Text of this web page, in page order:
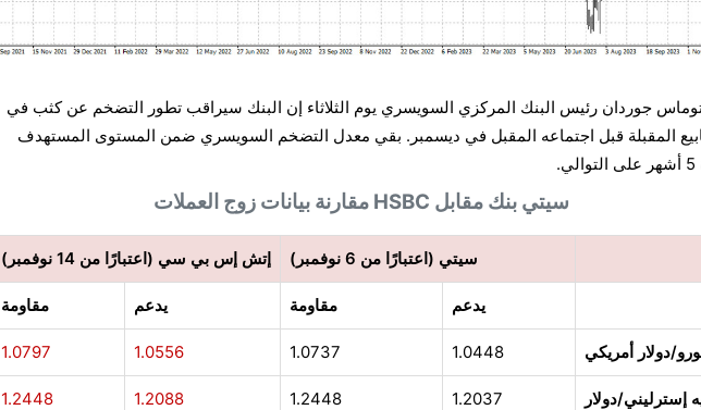
جوردان رئيس البنك المركزي السويسري يوم الثلاثاء إن البنك سيراقب تطور التضخم عن كثب في
المقبلة قبل اجتماعه المقبل في ديسمبر. بقي معدل التضخم السويسري ضمن المستوى المستهدف
سيتي بنك مقابل HSBC مقارنة بيانات زوج العملات
سيتي (اعتبارًا من 6 نوفمبر) إتش إس بي سي (اعتبارًا من 14 نوفمبر)
يدعم مقاومة يدعم مقاومة
دولار أمريكي 1.0448
1.0737
1.0556
1.0797
إسترليني/دولار
1.2037
1.2448
1.2088
1.2448